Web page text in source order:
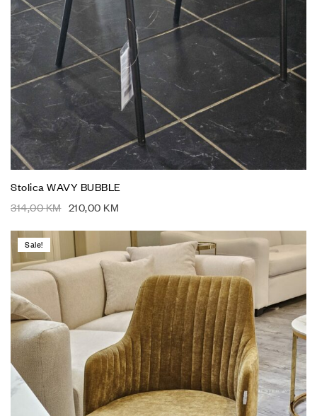
Stolica WAVY BUBBLE
314,00KM 210,00 KM
Sale!